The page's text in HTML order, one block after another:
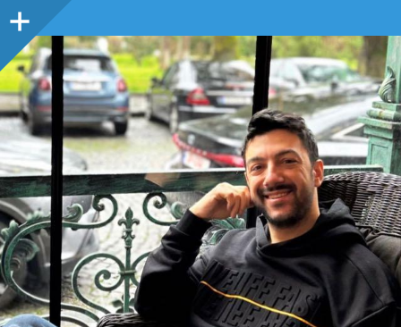
Sidebar